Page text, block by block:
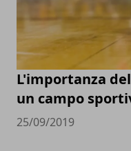
L'importanza
un campo
25/09/2019